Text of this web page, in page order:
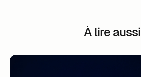
À lire aussi